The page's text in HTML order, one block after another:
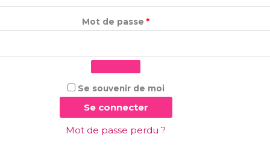
Mot de passe *
Se souvenir de moi
Se connecter
Mot de passe perdu ?